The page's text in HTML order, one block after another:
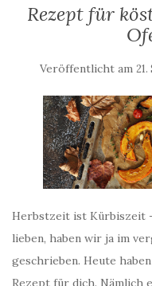
Rezept für
Veröffentlicht am
Herbstzeit ist Kürbiszeit
lieben, haben wir ja im
geschrieben. Heute
Rezept für dich. Nämlich